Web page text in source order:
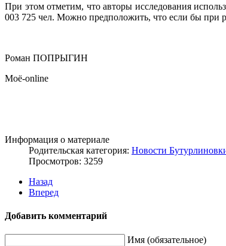
При этом отметим, что авторы исследования
003 725 чел. Можно предположить, что если бы при
Роман ПОПРЫГИН
Моё-online
Информация о материале
Родительская категория: Новости
Просмотров: 3259
Назад
Вперед
Добавить комментарий
Имя (обязательное)